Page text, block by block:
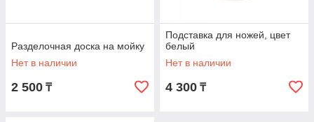
Разделочная доска на мойку
Нет в наличии
2 500 ₸
Подставка для ножей, цвет
белый
Нет в наличии
4 300 ₸